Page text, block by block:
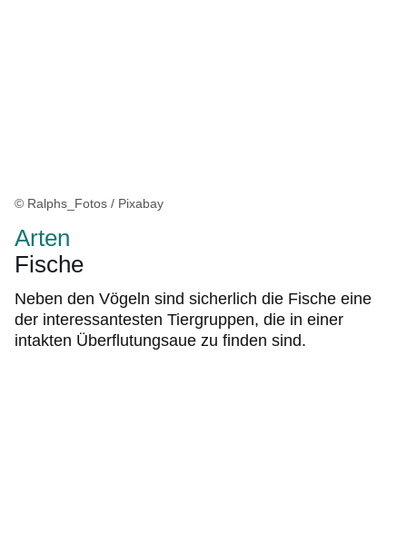
© Ralphs_Fotos / Pixabay
Arten
Fische
Neben den Vögeln sind sicherlich die Fische eine
der interessantesten Tiergruppen, die in einer
intakten Überflutungsaue zu finden sind.